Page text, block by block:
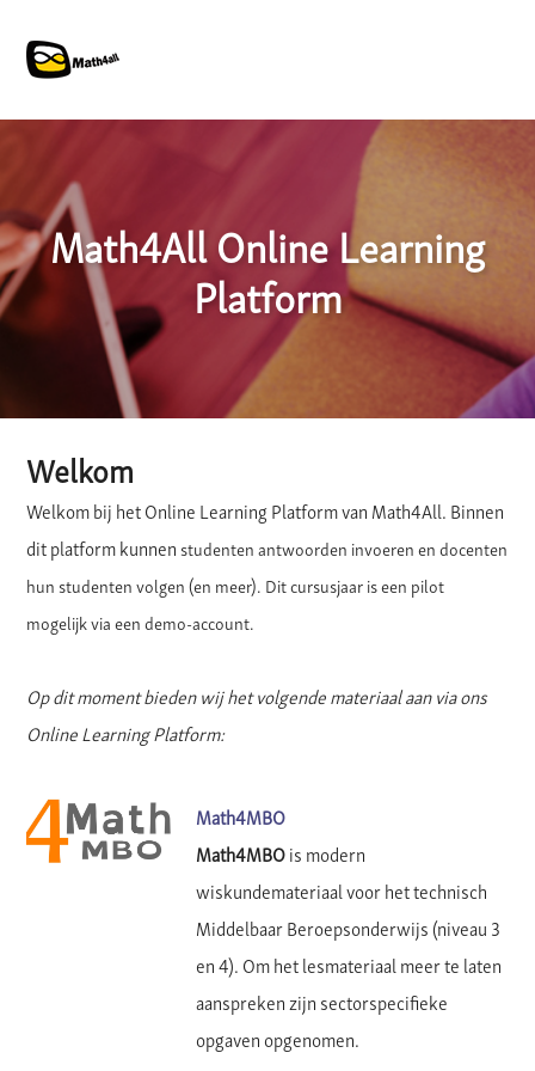
Math4All Online Learning
Platform
Welkom
Welkom bij het Online Learning Platform van Math4All. Binnen
dit platform kunnen studenten antwoorden invoeren en docenten
hun studenten volgen (en meer). Dit cursusjaar is een pilot
mogelijk via een demo-account.
Op dit moment bieden wij het volgende materiaal aan via ons
Online Learning Platform:
Math4MBO
Math4MBOis modern
wiskundemateriaal voor het technisch
Middelbaar Beroepsonderwijs (niveau 3
en 4). Om het lesmateriaal meer te laten
aanspreken zijn sectorspecifieke
opgaven opgenomen.